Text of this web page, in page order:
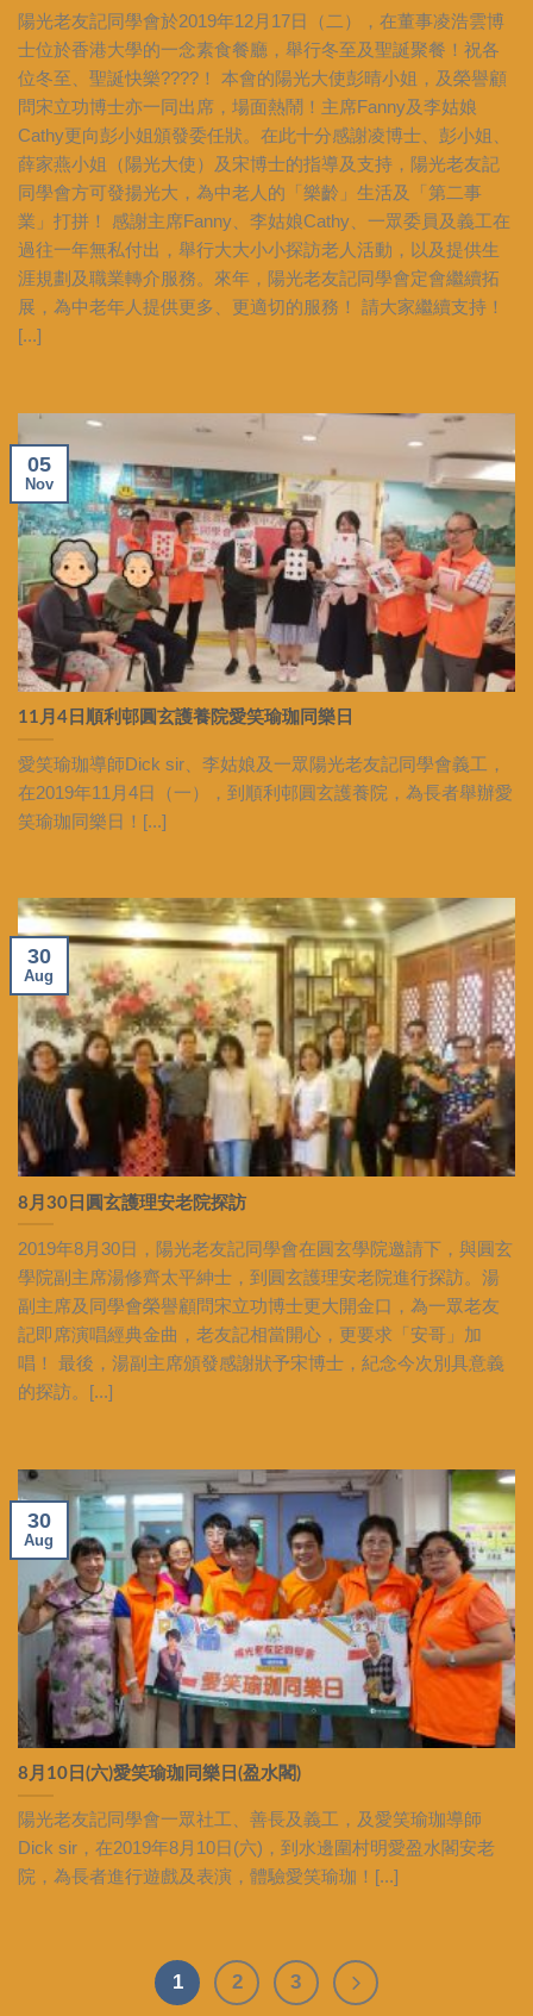
陽光老友記同學會於2019年12月17日（二），在董事凌浩雲博
士位於香港大學的一念素食餐廳，舉行冬至及聖誕聚餐！祝各
位冬至、聖誕快樂????！ 本會的陽光大使彭晴小姐，及榮譽顧
問宋立功博士亦一同出席，場面熱鬧！主席Fanny及李姑娘
Cathy更向彭小姐頒發委任狀。在此十分感謝凌博士、彭小姐、
薛家燕小姐（陽光大使）及宋博士的指導及支持，陽光老友記
同學會方可發揚光大，為中老人的「樂齡」生活及「第二事
業」打拼！ 感謝主席Fanny、李姑娘Cathy、一眾委員及義工在
過往一年無私付出，舉行大大小小探訪老人活動，以及提供生
涯規劃及職業轉介服務。來年，陽光老友記同學會定會繼續拓
展，為中老年人提供更多、更適切的服務！ 請大家繼續支持！
[...]
11月4日順利邨圓玄護養院愛笑瑜珈同樂日
愛笑瑜珈導師Dick sir、李姑娘及一眾陽光老友記同學會義工，
在2019年11月4日（一），到順利邨圓玄護養院，為長者舉辦愛
笑瑜珈同樂日！[...]
05
Nov
8月30日圓玄護理安老院探訪
2019年8月30日，陽光老友記同學會在圓玄學院邀請下，與圓玄
學院副主席湯修齊太平紳士，到圓玄護理安老院進行探訪。湯
副主席及同學會榮譽顧問宋立功博士更大開金口，為一眾老友
記即席演唱經典金曲，老友記相當開心，更要求「安哥」加
唱！ 最後，湯副主席頒發感謝狀予宋博士，紀念今次別具意義
的探訪。[...]
30
Aug
8月10日(六)愛笑瑜珈同樂日(盈水閣)
陽光老友記同學會一眾社工、善長及義工，及愛笑瑜珈導師
Dick sir，在2019年8月10日(六)，到水邊圍村明愛盈水閣安老
院，為長者進行遊戲及表演，體驗愛笑瑜珈！[...]
30
Aug
1 2 3